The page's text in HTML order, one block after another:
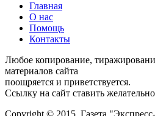
Главная
О нас
Помощь
Контакты
Любое копирование,
материалов сайта
поощряется и приветствуется.
Ссылку на сайт ставить